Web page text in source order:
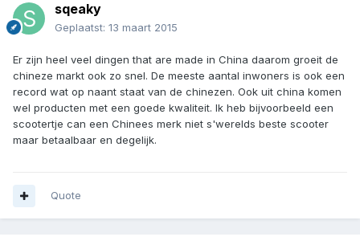
sqeaky
Geplaatst: 13 maart 2015
Er zijn heel veel dingen that are made in China daarom groeit de
chineze markt ook zo snel. De meeste aantal inwoners is ook een
record wat op naant staat van de chinezen. Ook uit china komen
wel producten met een goede kwaliteit. Ik heb bijvoorbeeld een
scootertje can een Chinees merk niet s'werelds beste scooter
maar betaalbaar en degelijk.
Quote